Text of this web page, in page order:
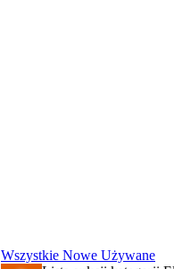
Wszystkie Nowe Używane